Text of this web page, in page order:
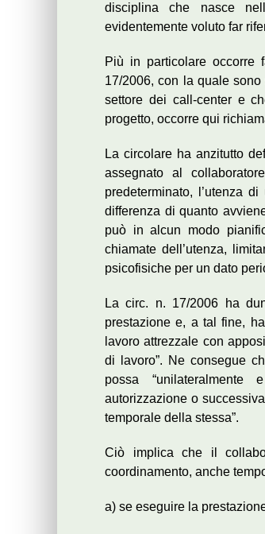
disciplina che nasce
evidentemente voluto far
Più in particolare occorre
17/2006, con la quale
settore dei call-center e
progetto, occorre qui
La circolare ha anzitutto
assegnato al
predeterminato, l’utenza
differenza di quanto
può in alcun modo
chiamate dell’utenza,
psicofisiche per un dato
La circ. n. 17/2006 ha
prestazione e, a tal fine,
lavoro attrezzale con
di lavoro”. Ne consegue
possa “unilateralmente
autorizzazione o
temporale della stessa”.
Ciò implica che il
coordinamento, anche
a) se eseguire la